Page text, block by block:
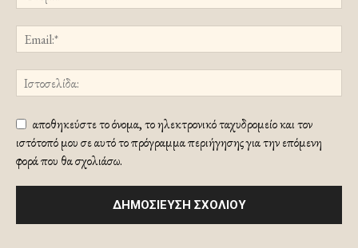
αποθηκεύστε το όνομα, το ηλεκτρονικό ταχυδρομείο και τον
ιστότοπό μου σε αυτό το πρόγραμμα περιήγησης για την επόμενη
φορά που θα σχολιάσω.